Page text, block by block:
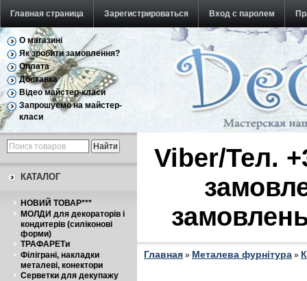
Главная страница Зарегистрироваться Вход с паролем
Обратная связь
О магазині
Як зробити замовлення?
Оплата
Доставка
Відео майстер-класи
Запрошуємо на майстер-
класи
КАТАЛОГ
НОВИЙ ТОВАР***
МОЛДИ для декораторів і
кондитерів (силіконові
форми)
ТРАФАРЕТи
Філіграні, накладки
металеві, конектори
Серветки для декупажу
Viber/Тел.
Главная » Металева фурнітура »